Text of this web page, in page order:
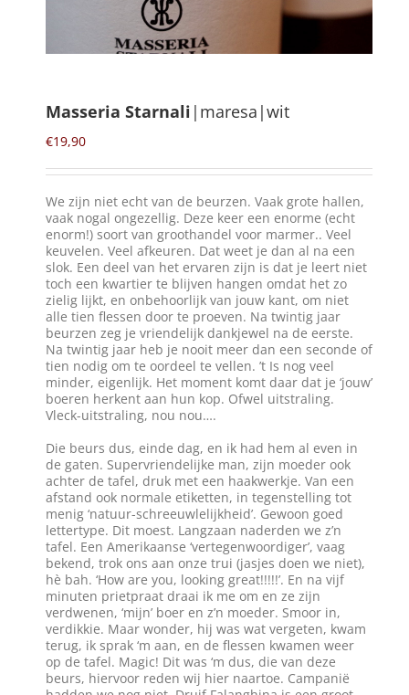
Mijn Account
naar:
NL
Masseria Starnali |maresa|wit
€19,90
We zijn niet echt van de beurzen. Vaak grote hallen,
vaak nogal ongezellig. Deze keer een enorme (echt
enorm!) soort van groothandel voor marmer.. Veel
keuvelen. Veel afkeuren. Dat weet je dan al na een
slok. Een deel van het ervaren zijn is dat je leert niet
toch een kwartier te blijven hangen omdat het zo
zielig lijkt, en onbehoorlijk van jouw kant, om niet
alle tien flessen door te proeven. Na twintig jaar
beurzen zeg je vriendelijk dankjewel na de eerste.
Na twintig jaar heb je nooit meer dan een seconde of
tien nodig om te oordeel te vellen. ’t Is nog veel
minder, eigenlijk. Het moment komt daar dat je ‘jouw’
boeren herkent aan hun kop. Ofwel uitstraling.
Vleck-uitstraling, nou nou….
Die beurs dus, einde dag, en ik had hem al even in
de gaten. Supervriendelijke man, zijn moeder ook
achter de tafel, druk met een haakwerkje. Van een
afstand ook normale etiketten, in tegenstelling tot
menig ‘natuur-schreeuwlelijkheid’. Gewoon goed
lettertype. Dit moest. Langzaan naderden we z’n
tafel. Een Amerikaanse ‘vertegenwoordiger’, vaag
bekend, trok ons aan onze trui (jasjes doen we niet),
hè bah. ‘How are you, looking great!!!!!’. En na vijf
minuten prietpraat draai ik me om en ze zijn
verdwenen, ‘mijn’ boer en z’n moeder. Smoor in,
verdikkie. Maar wonder, hij was wat vergeten, kwam
terug, ik sprak ‘m aan, en de flessen kwamen weer
op de tafel. Magic! Dit was ‘m dus, die van deze
beurs, hiervoor reden wij hier naartoe. Campanië